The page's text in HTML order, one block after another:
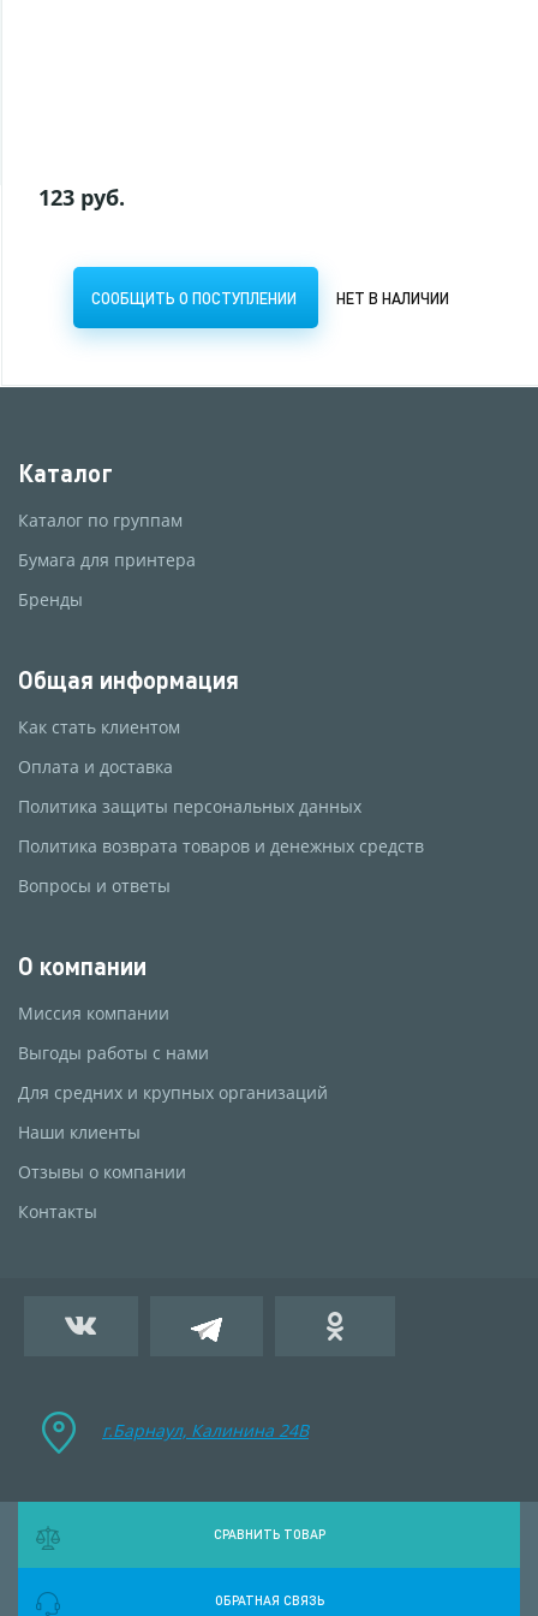
123 руб.
СООБЩИТЬ О ПОСТУПЛЕНИИ НЕТ В НАЛИЧИИ
Каталог
Каталог по группам
Бумага для принтера
Бренды
Общая информация
Как стать клиентом
Оплата и доставка
Политика защиты персональных данных
Политика возврата товаров и денежных средств
Вопросы и ответы
О компании
Миссия компании
Выгоды работы с нами
Для средних и крупных организаций
Наши клиенты
Отзывы о компании
Контакты
г.Барнаул, Калинина 24B
СРАВНИТЬ ТОВАР
ОБРАТНАЯ СВЯЗЬ